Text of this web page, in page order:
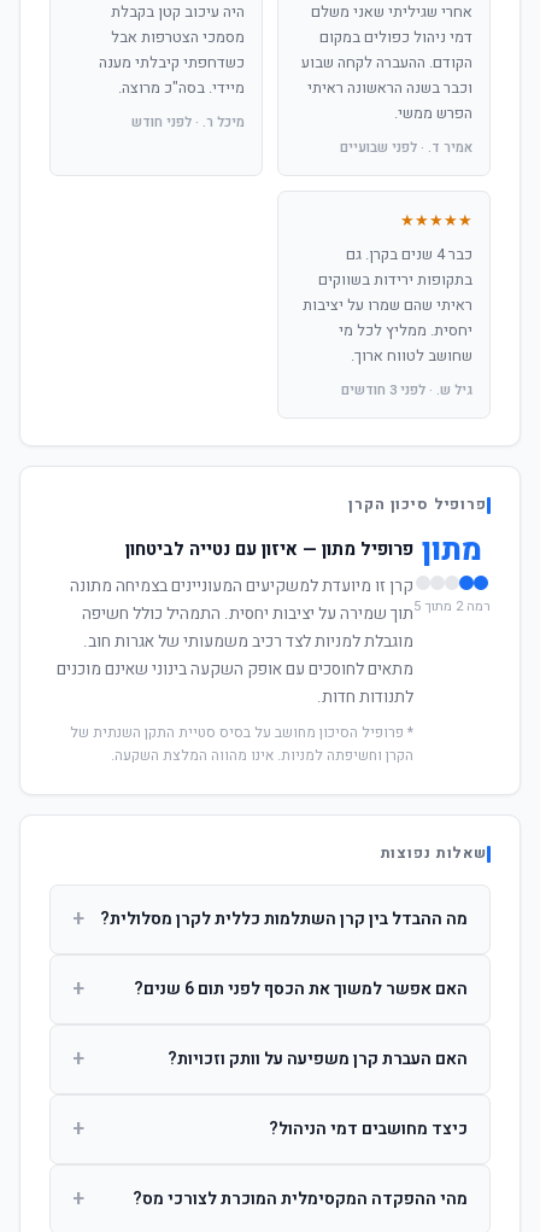
אחרי שגיליתי שאני משלם
דמי ניהול כפולים במקום
הקודם. ההעברה לקחה שבוע
וכבר בשנה הראשונה ראיתי
הפרש ממשי.
אמיר ד. · לפני שבועיים
היה עיכוב קטן בקבלת
מסמכי הצטרפות אבל
כשדחפתי קיבלתי מענה
מיידי. בסה"כ מרוצה.
מיכל ר. · לפני חודש
★★★★★
כבר 4 שנים בקרן. גם
בתקופות ירידות בשווקים
ראיתי שהם שמרו על יציבות
יחסית. ממליץ לכל מי
שחושב לטווח ארוך.
גיל ש. · לפני 3 חודשים
פרופיל סיכון הקרן
מתון
רמה 2 מתוך 5
פרופיל מתון — איזון עם נטייה לביטחון
קרן זו מיועדת למשקיעים המעוניינים בצמיחה מתונה
תוך שמירה על יציבות יחסית. התמהיל כולל חשיפה
מוגבלת למניות לצד רכיב משמעותי של אגרות חוב.
מתאים לחוסכים עם אופק השקעה בינוני שאינם מוכנים
לתנודות חדות.
* פרופיל הסיכון מחושב על בסיס סטיית התקן השנתית של
הקרן וחשיפתה למניות. אינו מהווה המלצת השקעה.
שאלות נפוצות
מה ההבדל בין קרן השתלמות כללית לקרן מסלולית? +
ההשקעות. קרן מסלולית עוקבת אחרי מדד ספציפי ומאפשרת
האם אפשר למשוך את הכסף לפני תום 6 שנים? +
הרווחים. לאחר 6 שנים ניתן למשוך פטור ממס עד לתקרה
האם העברת קרן משפיעה על וותק וזכויות? +
החברות. הוותק ממשיך להיספר מיום ההפקדה הראשונה.
כיצד מחושבים דמי הניהול? +
ומתן על שיעורם בעת הצטרפות.
מהי ההפקדה המקסימלית המוכרת לצורכי מס? +